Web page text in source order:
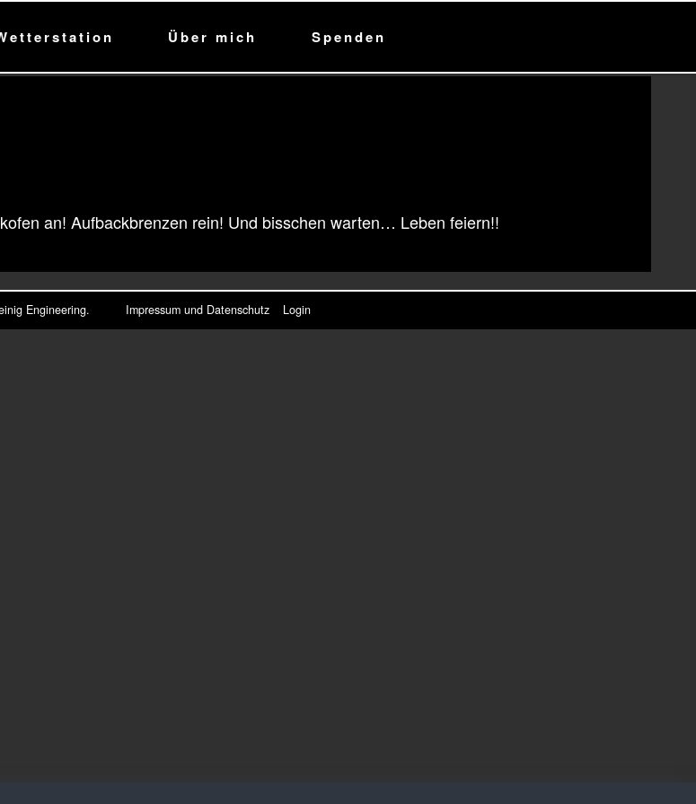
Über mich Spenden
an! Aufbackbrenzen rein! Und bisschen warten… Leben feiern!!
Engineering. Impressum und Datenschutz Login